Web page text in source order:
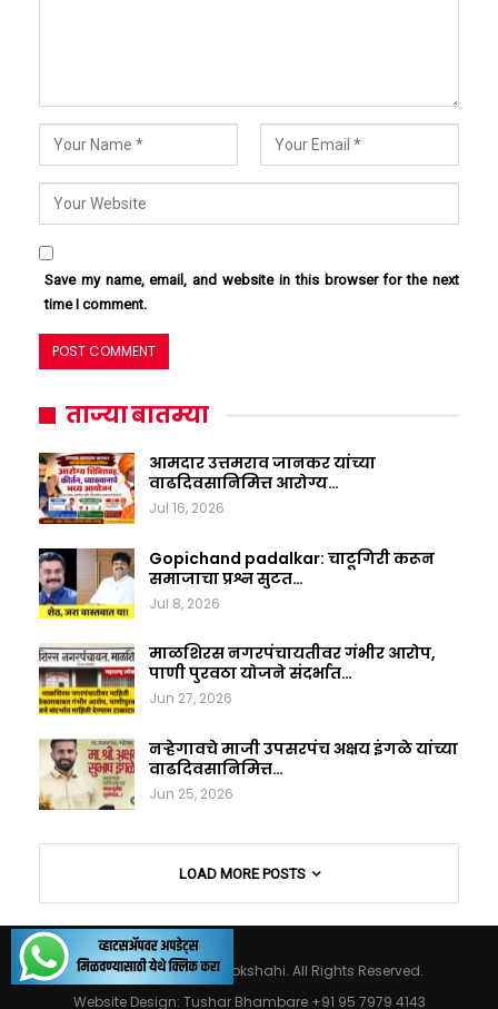
Save my name, email, and website in this browser for the next
time I comment.
ताज्या बातम्या
आमदार उत्तमराव जानकर यांच्या
वाढदिवसानिमित्त आरोग्य…
Jul 16, 2026
Gopichand padalkar: चाटूगिरी करून
समाजाचा प्रश्न सुटत…
Jul 8, 2026
माळशिरस नगरपंचायतीवर गंभीर आरोप,
पाणी पुरवठा योजने संदर्भात…
Jun 27, 2026
नऱ्हेगावचे माजी उपसरपंच अक्षय इंगळे यांच्या
वाढदिवसानिमित्त…
Jun 25, 2026
LOAD MORE POSTS
© 2026 - Maharashtralokshahi. All Rights Reserved.
Website Design: Tushar Bhambare +91 95 7979 4143